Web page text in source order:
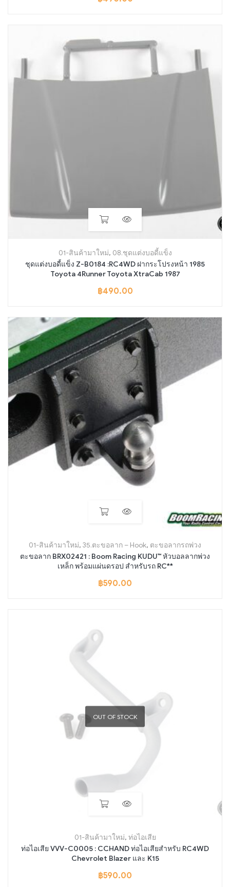
01-สินค้ามาใหม่, 08.ชุดแต่งบอดี้แข็ง
ชุดแต่งบอดี้แข็ง Z-B0184 :RC4WD ฝากระโปรงหน้า 1985
Toyota 4Runner Toyota XtraCab 1987
฿490.00
01-สินค้ามาใหม่, 35.ตะขอลาก – Hook, ตะขอลากรถพ่วง
ตะขอลาก BRX02421 : Boom Racing KUDU™ หัวบอลลากพ่วง
เหล็ก พร้อมแผ่นดรอป สำหรับรถ RC**
฿590.00
OUT OF STOCK
01-สินค้ามาใหม่, ท่อไอเสีย
ท่อไอเสีย VVV-C0005 : CCHAND ท่อไอเสียสำหรับ RC4WD
Chevrolet Blazer และ K15
฿590.00